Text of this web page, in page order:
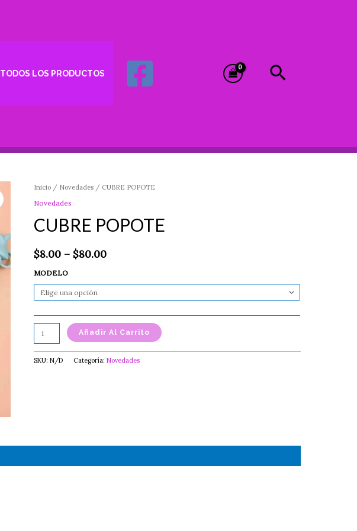
TODOS LOS PRODUCTOS Buscar
Inicio / Novedades / CUBRE POPOTE
Novedades
CUBRE POPOTE
$8.00 – $80.00
Price
$8.00
through
MODELO
CUBRE
POPOTE
Añadir Al Carrito
SKU:N/D Categoría:Novedades